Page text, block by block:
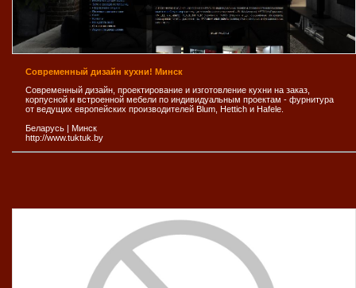
Современный дизайн кухни! Минск
Современный дизайн, проектирование и изготовление кухни на заказ,
корпусной и встроенной мебели по индивидуальным проектам - фурнитура
от ведущих европейских производителей Blum, Hettich и Hafele.
Беларусь | Минск
http://www.tuktuk.by